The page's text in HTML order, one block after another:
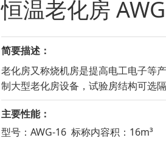
恒温老化房
简要描述：
老化房又称烧机房是提高电工电子等
制大型老化房设备，试验房结构可选
主要性能：
型号：AWG-16 标称内容积：16m³